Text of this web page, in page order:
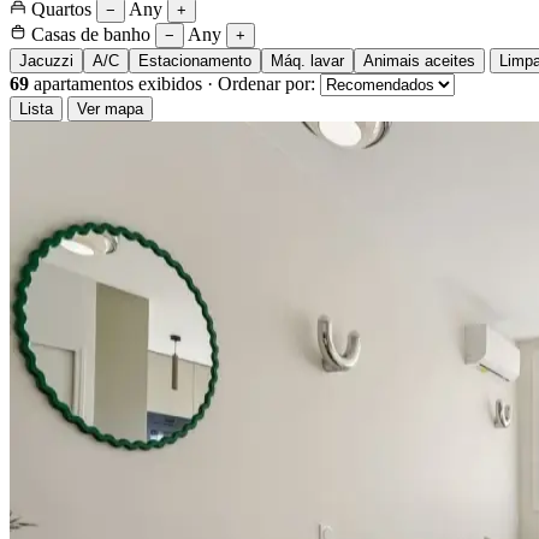
Quartos − Any +
Casas de banho − Any
+
Jacuzzi
A/C Estacionamento Máq. lavar Animais aceites
69 apartamentos exibidos · Ordenar por:
Lista Ver mapa